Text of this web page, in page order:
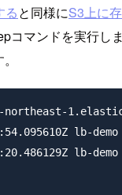
ると同様にS3上に
コマンドを実行し
northeast-
lb-
lb-